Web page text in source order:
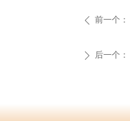
ꄴ 前一个：
ꄲ 后一个：